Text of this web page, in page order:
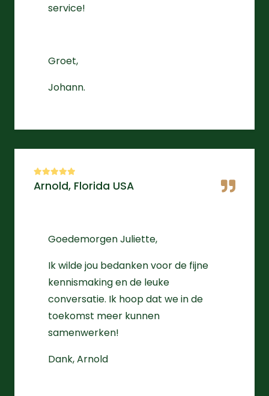
service!
Groet,
Johann.
Arnold, Florida USA
Goedemorgen Juliette,
Ik wilde jou bedanken voor de fijne
kennismaking en de leuke
conversatie. Ik hoop dat we in de
toekomst meer kunnen
samenwerken!
Dank, Arnold